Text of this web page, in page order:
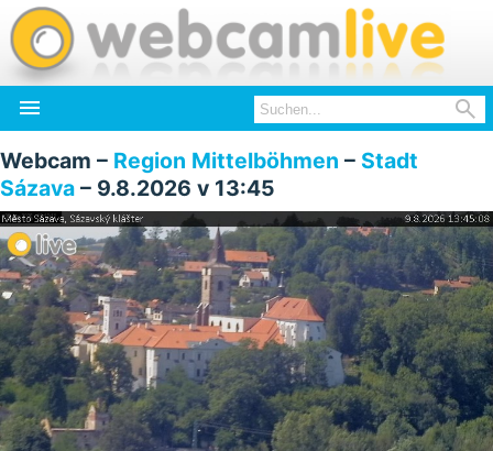
 
Webcam – Region Mittelböhmen – Stadt
Sázava – 9.8.2026 v 13:45